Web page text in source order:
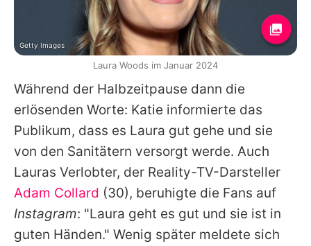
Während der Halbzeitpause dann die
erlösenden Worte: Katie informierte das
Publikum, dass es Laura gut gehe und sie
von den Sanitätern versorgt werde. Auch
Lauras Verlobter, der Reality-TV-Darsteller
Adam Collard (30), beruhigte die Fans auf
Instagram: "Laura geht es gut und sie ist in
guten Händen." Wenig später meldete sich
Getty Images
Laura Woods im Januar 2024